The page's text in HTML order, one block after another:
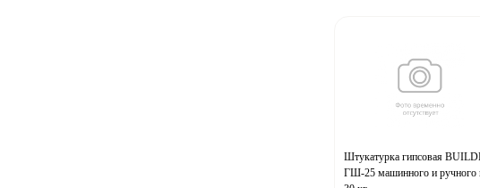
Штукатурка гипсовая
ГШ-25 машинного и ручного